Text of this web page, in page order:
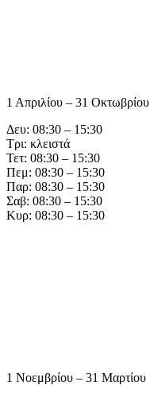
1 Απριλίου – 31 Οκτωβρίου
Δευ: 08:30 – 15:30
Τρι: κλειστά
Τετ: 08:30 – 15:30
Πεμ: 08:30 – 15:30
Παρ: 08:30 – 15:30
Σαβ: 08:30 – 15:30
Κυρ: 08:30 – 15:30
1 Νοεμβρίου – 31 Μαρτίου